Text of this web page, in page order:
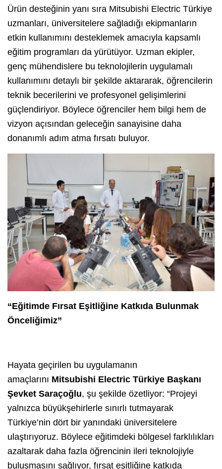
Ürün desteğinin yanı sıra Mitsubishi Electric Türkiye
uzmanları, üniversitelere sağladığı ekipmanların
etkin kullanımını desteklemek amacıyla kapsamlı
eğitim programları da yürütüyor. Uzman ekipler,
genç mühendislere bu teknolojilerin uygulamalı
kullanımını detaylı bir şekilde aktararak, öğrencilerin
teknik becerilerini ve profesyonel gelişimlerini
güçlendiriyor. Böylece öğrenciler hem bilgi hem de
vizyon açısından geleceğin sanayisine daha
donanımlı adım atma fırsatı buluyor.
“Eğitimde Fırsat Eşitliğine Katkıda Bulunmak
Önceliğimiz”
Hayata geçirilen bu uygulamanın
amaçlarını Mitsubishi Electric Türkiye Başkanı
Şevket Saraçoğlu, şu şekilde özetliyor: “Projeyi
yalnızca büyükşehirlerle sınırlı tutmayarak
Türkiye’nin dört bir yanındaki üniversitelere
ulaştırıyoruz. Böylece eğitimdeki bölgesel farklılıkları
azaltarak daha fazla öğrencinin ileri teknolojiyle
buluşmasını sağlıyor, fırsat eşitliğine katkıda